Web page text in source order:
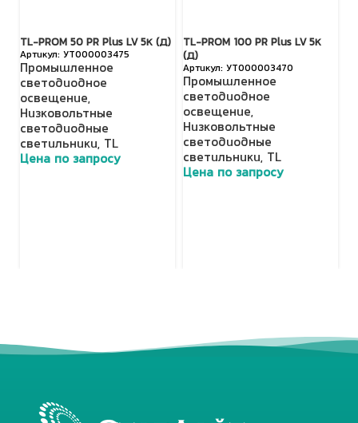
TL-PROM 50 PR Plus LV 5К (Д)
УТ000003475
Промышленное
светодиодное
освещение,
Низковольтные
светодиодные
светильники, TL
Цена по запросу
TL-PROM 100 PR Plus LV 5К
(Д)
УТ000003470
Промышленное
светодиодное
освещение,
Низковольтные
светодиодные
светильники, TL
Цена по запросу